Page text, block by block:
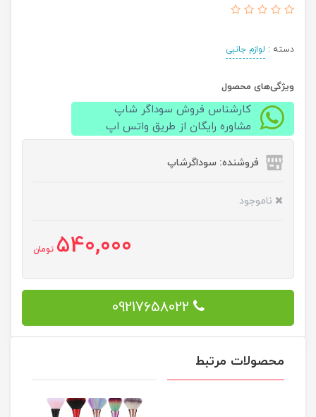
دسته : لوازم جانبی
ویژگی‌های محصول
کارشناس فروش سوداگر شاپ
مشاوره رایگان از طریق واتس اپ
فروشنده: سوداگرشاپ
ناموجود
540,000 تومان
09217658022
محصولات مرتبط